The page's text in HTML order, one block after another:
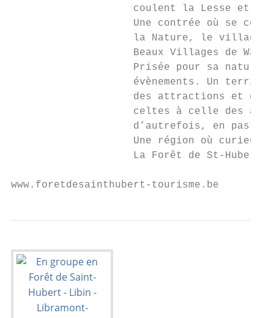
coulent la Lesse et
Une contrée où se
la Nature, le village
Beaux Villages de
Prisée pour sa
évènements. Un
des attractions et
celtes à celle des
d’autrefois, en
Une région où
La Forêt de St-Hubert
www.foretdesainthubert-tourisme.be